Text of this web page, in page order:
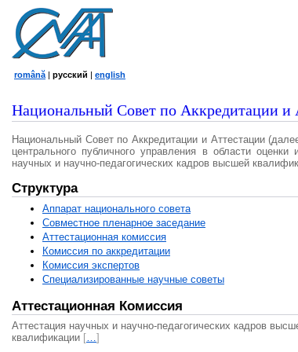
română | русский | english
Национальный Совет по Аккредитации и
Национальный Совет по Аккредитации и Аттестации
центрального публичного управления в области
научных и научно-педагогических кадров высшей
Структура
Аппарат национального совета
Совместное пленарное заседание
Аттестационная комисcия
Комиссия по аккредитации
Комиссия экспертов
Специализированные научные советы
Аттестационная Комиссия
Аттестация научных и научно-педагогических кадров
квалификации […]